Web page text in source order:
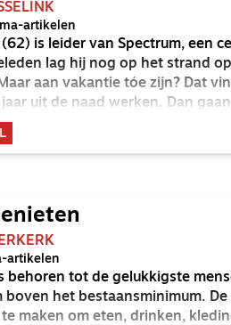
artikelen
is leider van Spectrum, een
lag hij nog op het strand
aan vakantie tóe zijn? Dat
uit de naad werken. Dan
Haal dat klooster naar je
artikelen
behoren tot de gelukkigste
boven het bestaansminimum.
maken om eten, drinken,